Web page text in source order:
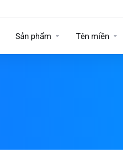
Sản phẩm Tên miền